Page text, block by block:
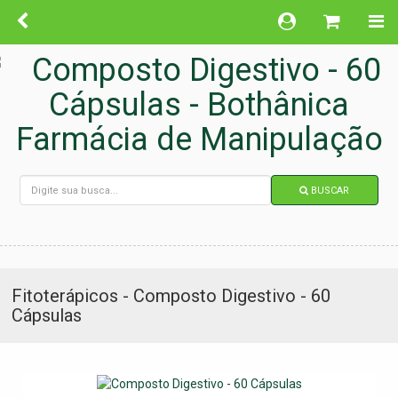
BUSCAR
Fitoterápicos - Composto Digestivo - 60
Cápsulas